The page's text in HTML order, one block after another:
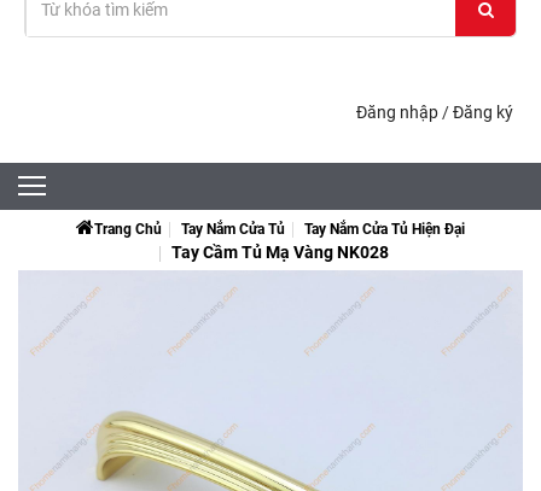
Đăng nhập /Đăng ký
Trang Chủ Tay Nắm Cửa Tủ Tay Nắm Cửa Tủ Hiện Đại
Tay Cầm Tủ Mạ Vàng NK028